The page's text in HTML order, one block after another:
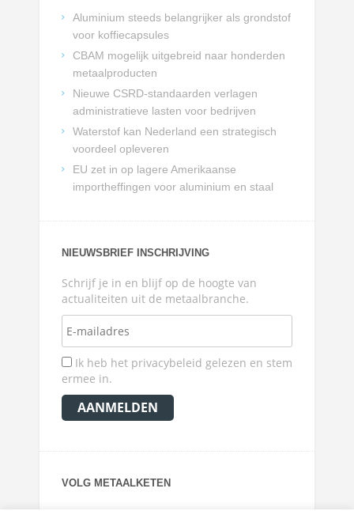
Aluminium steeds belangrijker als grondstof
voor koffiecapsules
CBAM mogelijk uitgebreid naar honderden
metaalproducten
Nieuwe CSRD-standaarden verlagen
administratieve lasten voor bedrijven
Waterstof kan Nederland een strategisch
voordeel opleveren
EU zet in op lagere Amerikaanse
importheffingen voor aluminium en staal
NIEUWSBRIEF INSCHRIJVING
Schrijf je in en blijf op de hoogte van
actualiteiten uit de metaalbranche.
Ik heb het privacybeleid gelezen en stem
ermee in.
VOLG METAALKETEN